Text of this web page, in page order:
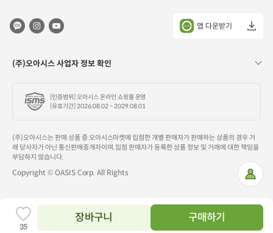
마
이
지
찜
하
35
장바구니 구매하기
앱 다운받기
(주)오아시스 사업자 정보 확인
[인증범위] 오아시스 온라인 쇼핑몰 운영
[유효기간] 2026.08.02 ~ 2029.08.01
(주)오아시스는 판매 상품 중 오아시스마켓에 입점한 개별 판매자가 판매하는 상품의 경우 거
래 당사자가 아닌 통신판매중개자이며, 입점 판매자가 등록한 상품 정보 및 거래에 대한 책임을
부담하지 않습니다.
Copyright © OASIS Corp. All Rights